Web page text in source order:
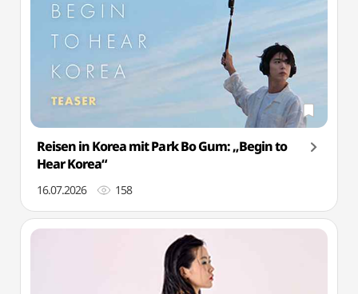
Reisen in Korea mit Park Bo Gum: „Begin to
Hear Korea“
16.07.2026 158